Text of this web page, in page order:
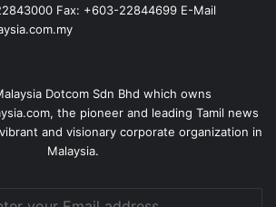
Fax: +603-22844699 E-Mail
Dotcom Sdn Bhd which owns
the pioneer and leading Tamil news
and visionary corporate organization in
Malaysia.